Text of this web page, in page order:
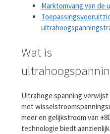
Marktomvang van de
Wat is
Ultrahoge spanning
met
meer en gelijkstroom van
technologie biedt